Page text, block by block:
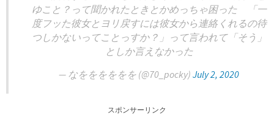
ゆこと？って聞かれたときとかめっちゃ困った 「一
度フッた彼女とヨリ戻すには彼女から連絡くれるの待
つしかないってことっすか？」って言われて「そう」
としか言えなかった
— なをををををを (@70_pocky) July 2, 2020
スポンサーリンク